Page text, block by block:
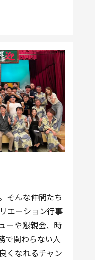
そんな仲間たち
エーション行事
ーや懇親会、時
で関わらない人
くなれるチャン